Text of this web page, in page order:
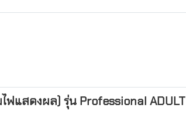
ฟแสดงผล) รุ่น Professional ADULT